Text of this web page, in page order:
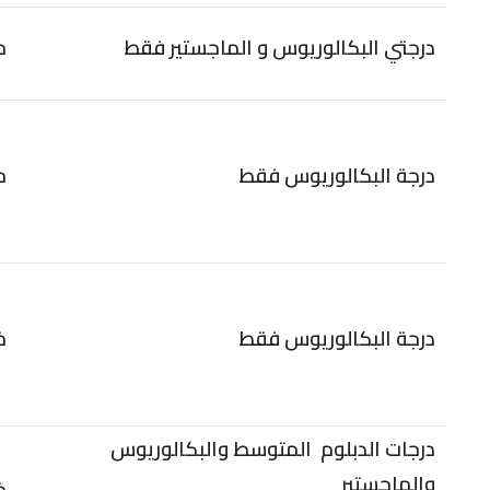
درجتي البكالوريوس و الماجستير فقط
درجة البكالوريوس فقط
درجة البكالوريوس فقط
درجات الدبلوم المتوسط والبكالوريوس